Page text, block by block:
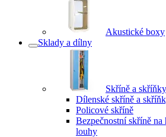
Akustické boxy
Sklady a dílny
Skříně a skříňky
Dílenské skříně a
Policové skříně
Bezpečnostní skříně
louhy